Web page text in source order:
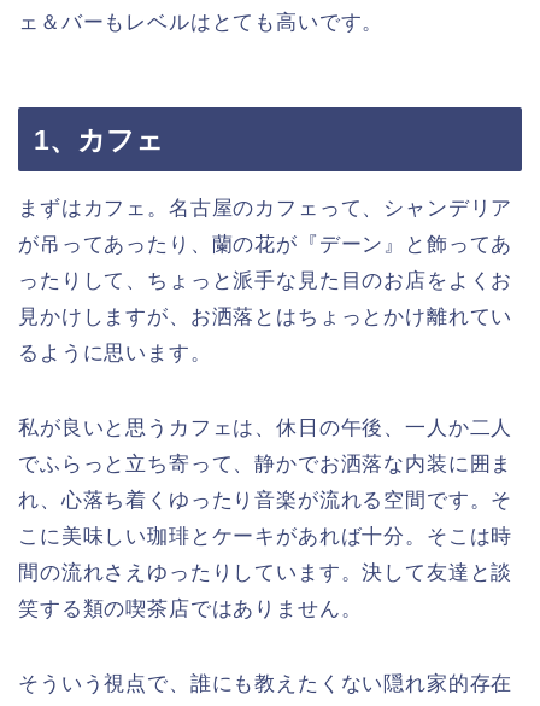
ェ＆バーもレベルはとても高いです。
1、カフェ
まずはカフェ。名古屋のカフェって、シャンデリア
が吊ってあったり、蘭の花が『デーン』と飾ってあ
ったりして、ちょっと派手な見た目のお店をよくお
見かけしますが、お洒落とはちょっとかけ離れてい
るように思います。
私が良いと思うカフェは、休日の午後、一人か二人
でふらっと立ち寄って、静かでお洒落な内装に囲ま
れ、心落ち着くゆったり音楽が流れる空間です。そ
こに美味しい珈琲とケーキがあれば十分。そこは時
間の流れさえゆったりしています。決して友達と談
笑する類の喫茶店ではありません。
そういう視点で、誰にも教えたくない隠れ家的存在